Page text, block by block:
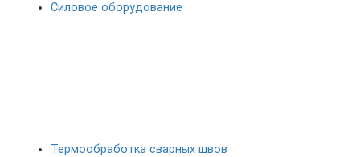
Силовое оборудование
Термообработка сварных швов